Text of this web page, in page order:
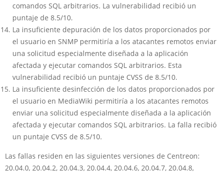
comandos SQL arbitrarios. La vulnerabilidad recibió un
puntaje de 8.5/10.
La insuficiente depuración de los datos proporcionados por
el usuario en SNMP permitiría a los atacantes remotos enviar
una solicitud especialmente diseñada a la aplicación
afectada y ejecutar comandos SQL arbitrarios. Esta
vulnerabilidad recibió un puntaje CVSS de 8.5/10.
La insuficiente desinfección de los datos proporcionados por
el usuario en MediaWiki permitiría a los atacantes remotos
enviar una solicitud especialmente diseñada a la aplicación
afectada y ejecutar comandos SQL arbitrarios. La falla recibió
un puntaje CVSS de 8.5/10.
Las fallas residen en las siguientes versiones de Centreon:
20.04.0, 20.04.2, 20.04.3, 20.04.4, 20.04.6, 20.04.7, 20.04.8,